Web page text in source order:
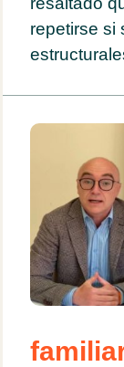
repetirse si